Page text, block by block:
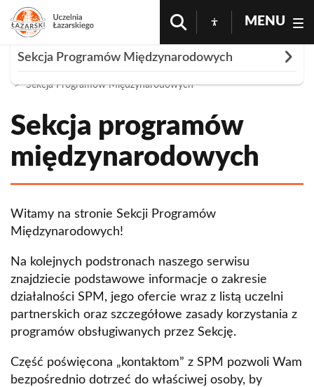
MENU
Sekcja Programów Międzynarodowych
Sekcja programów
międzynarodowych
Witamy na stronie Sekcji Programów
Międzynarodowych!
Na kolejnych podstronach naszego serwisu
znajdziecie podstawowe informacje o zakresie
działalności SPM, jego ofercie wraz z listą uczelni
partnerskich oraz szczegółowe zasady korzystania z
programów obsługiwanych przez Sekcję.
Część poświęcona „kontaktom” z SPM pozwoli Wam
bezpośrednio dotrzeć do właściwej osoby, by
Sekcja Programów Międzynarodowych
Rozwiń
Uczelnie Partnerskie
International Weeks
International Week 2013
International Week 2014
International Week 2017
International Week 2019
International Week 2023
Zakończone projekty
Leonardo da Vinci